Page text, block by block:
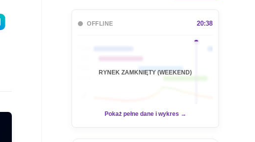
OFFLINE 20:38
RYNEK ZAMKNIĘTY (WEEKEND)
Pokaż pełne dane i wykres →